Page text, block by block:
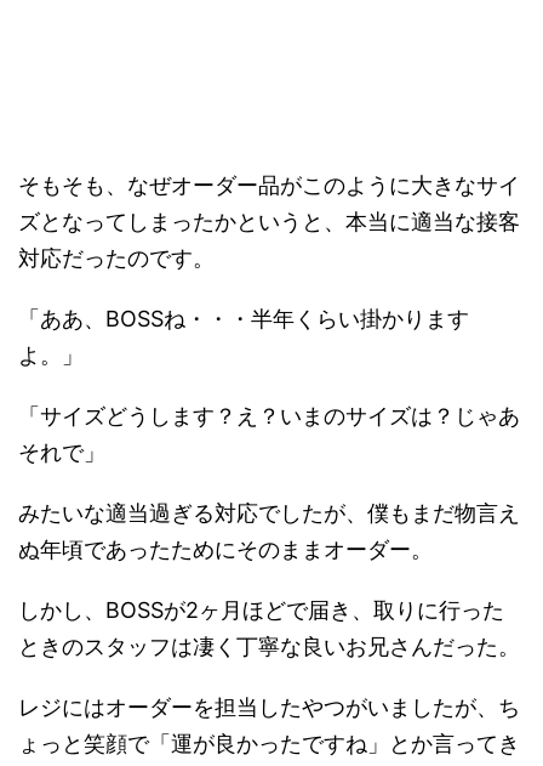
そもそも、なぜオーダー品がこのように大きなサイ
ズとなってしまったかというと、本当に適当な接客
対応だったのです。
「ああ、BOSSね・・・半年くらい掛かります
よ。」
「サイズどうします？え？いまのサイズは？じゃあ
それで」
みたいな適当過ぎる対応でしたが、僕もまだ物言え
ぬ年頃であったためにそのままオーダー。
しかし、BOSSが2ヶ月ほどで届き、取りに行った
ときのスタッフは凄く丁寧な良いお兄さんだった。
レジにはオーダーを担当したやつがいましたが、ち
ょっと笑顔で「運が良かったですね」とか言ってき